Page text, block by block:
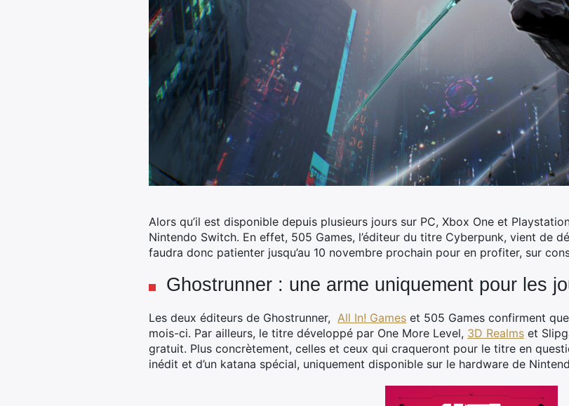
Alors qu’il est disponible depuis plusieurs jours sur PC, Xbox One et
Nintendo Switch. En effet, 505 Games, l’éditeur du titre Cyberpunk, vient de
faudra donc patienter jusqu’au 10 novembre prochain pour en profiter, sur
Ghostrunner : une arme uniquement pour les
Les deux éditeurs de Ghostrunner, All In! Games et 505 Games confirment
mois-ci. Par ailleurs, le titre développé par One More Level, 3D Realms et
gratuit. Plus concrètement, celles et ceux qui craqueront pour le titre en
inédit et d’un katana spécial, uniquement disponible sur le hardware de